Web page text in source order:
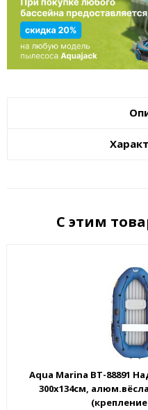
С этим
Aqua Marina BT-88891
300х134см,